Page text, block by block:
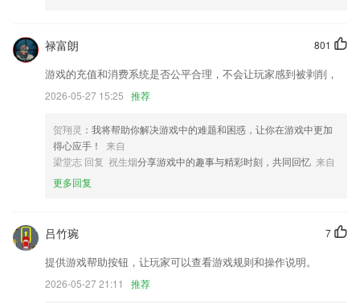
法语版本惊喜上线，给你带来不一样的体验
停止获取用户手机imei信息；
保存模块优化
验证码登录及区块链评分协议更新优化
联系我们
以上就是趣头条 百度百科下载的介绍，如果您喜欢这款软件，您可以到
应用商店进行打分评论，说出您的使用经历，以帮助我们更好的对产品进
801
禄富朗
游戏的充值和消费系统是否公平合理，不会让玩家感到被剥削，
2026-05-27 15:25 推荐
贺翔灵 ：我将帮助你解决游戏中的难题和困惑，让你在游戏中更加
得心应手！
来自
梁堂志 回复 祝生烟分享游戏中的趣事与精彩时刻，共同回忆 来自
更多回复
7
吕竹琬
提供游戏帮助按钮，让玩家可以查看游戏规则和操作说明。
2026-05-27 21:11 推荐